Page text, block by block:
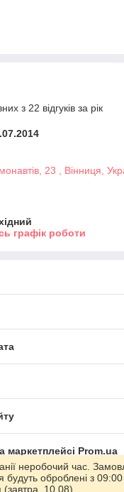
з 22 відгуків за рік
23 , Вінниця,
графік роботи
маркетплейсі Prom.ua
неробочий час.
будуть оброблені з
10.08).